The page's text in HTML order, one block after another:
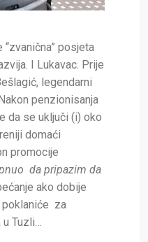
posjeta
I Lukavac. Prije
legendarni
penzionisanja
da se uključi (i) oko
domaći
promocije
da pripazim da
ako dobije
poklaniće za
Tuzli…